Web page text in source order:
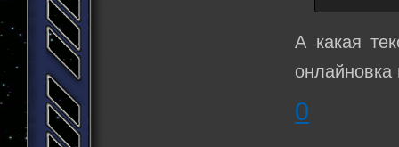
А какая
онлайновка
0